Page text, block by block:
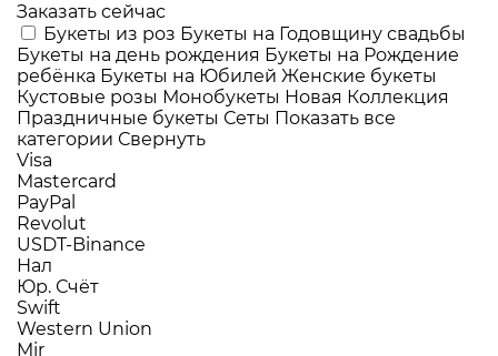
Заказать сейчас
Букеты из роз Букеты на Годовщину свадьбы
Букеты на день рождения Букеты на Рождение
ребёнка Букеты на Юбилей Женские букеты
Кустовые розы Монобукеты Новая Коллекция
Праздничные букеты Сеты Показать все
категории Свернуть
Visa
Mastercard
PayPal
Revolut
USDT-Binance
Нал
Юр. Счёт
Swift
Western Union
Mir